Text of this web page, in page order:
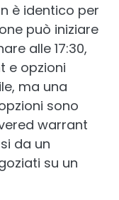
è identico per
può iniziare
alle 17:30,
e opzioni
ma una
sono
warrant
da un
su un